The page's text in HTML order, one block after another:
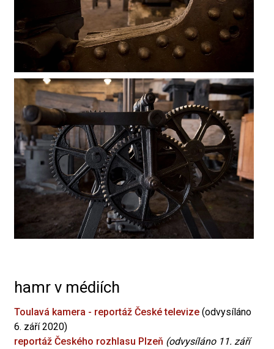
hamr v médiích
Toulavá kamera - reportáž České televize (odvysíláno
6. září 2020)
reportáž Českého rozhlasu Plzeň (odvysíláno 11. září